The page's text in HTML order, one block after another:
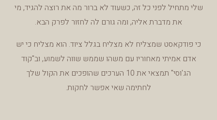
שלי מתחיל לפני כל זה, כשעוד לא ברור מה את רוצה להגיד, מי
את מדברת אליה, ומה גורם לה לחזור לפרק הבא.
כי פודקאסט שמצליח לא מצליח בגלל ציוד. הוא מצליח כי יש
אדם אמיתי מאחוריו עם משהו שממש שווה לשמוע, וב"קוד
הג'וסי" תמצאי את 10 הערכים שהופכים את הקול שלך
לחתימה שאי אפשר לחקות.